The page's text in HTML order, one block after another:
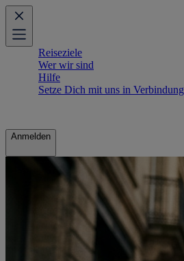
Reiseziele
Wer wir sind
Hilfe
Setze Dich mit uns in Verbindung
Anmelden